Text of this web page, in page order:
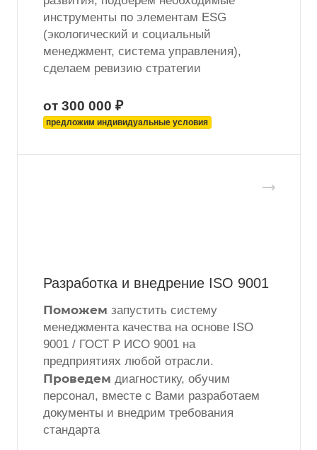
инструменты по элементам ESG
(экологический и социальный
менеджмент, система управления),
сделаем ревизию стратегии
от 300 000 ₽
предложим индивидуальные условия
Разработка и внедрение ISO 9001
Поможем запустить систему
менеджмента качества на основе ISO
9001 / ГОСТ Р ИСО 9001 на
предприятиях любой отрасли.
Проведем диагностику, обучим
персонал, вместе с Вами разработаем
документы и внедрим требования
стандарта